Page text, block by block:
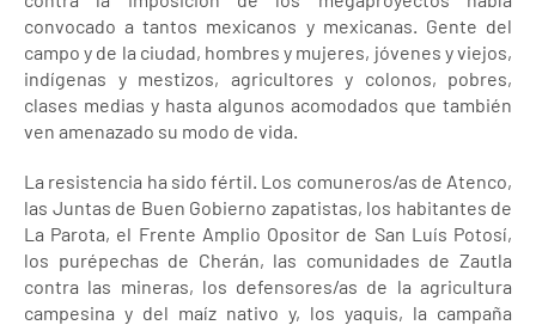
convocado a tantos mexicanos y mexicanas. Gente del
campo y de la ciudad, hombres y mujeres, jóvenes y viejos,
indígenas y mestizos, agricultores y colonos, pobres,
clases medias y hasta algunos acomodados que también
ven amenazado su modo de vida.
La resistencia ha sido fértil. Los comuneros/as de Atenco,
las Juntas de Buen Gobierno zapatistas, los habitantes de
La Parota, el Frente Amplio Opositor de San Luís Potosí,
los purépechas de Cherán, las comunidades de Zautla
contra las mineras, los defensores/as de la agricultura
campesina y del maíz nativo y, los yaquis, la campaña